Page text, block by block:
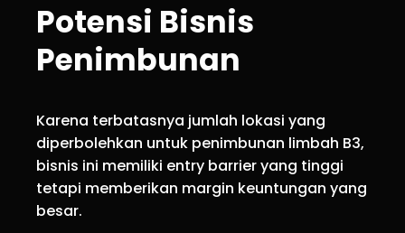
Potensi Bisnis
Penimbunan
Karena terbatasnya jumlah lokasi yang
diperbolehkan untuk penimbunan limbah B3,
bisnis ini memiliki entry barrier yang tinggi
tetapi memberikan margin keuntungan yang
besar.